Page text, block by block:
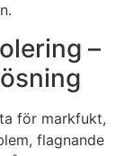
–
för markfukt,
flagnande